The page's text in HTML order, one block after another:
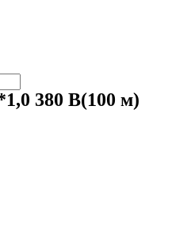
380 В(100 м)